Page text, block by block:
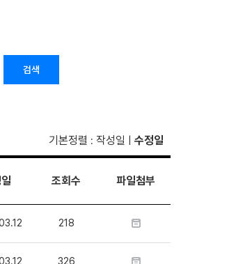
검색
기본정렬 : 작성일 수정일
조회수 파일첨부
218
326